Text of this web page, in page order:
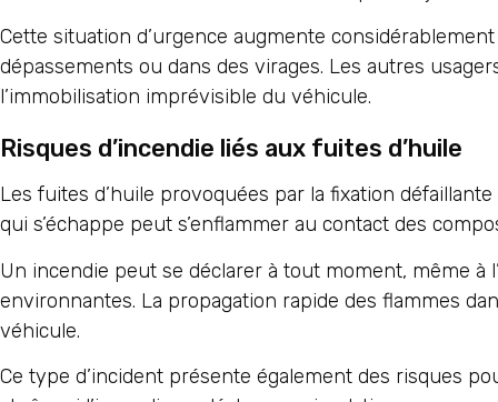
Cette situation d’urgence augmente
dépassements ou dans des virages. Les autres
l’immobilisation imprévisible du véhicule.
Risques d’incendie liés aux fuites d’huile
Les fuites d’huile provoquées par la fixation
qui s’échappe peut s’enflammer au contact des
Un incendie peut se déclarer à tout moment, même
environnantes. La propagation rapide des flammes
véhicule.
Ce type d’incident présente également des risques